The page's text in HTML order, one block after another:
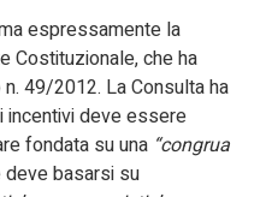
espressamente la
Costituzionale, che ha
49/2012. La Consulta ha
incentivi deve essere
fondata su una “congrua
basarsi su